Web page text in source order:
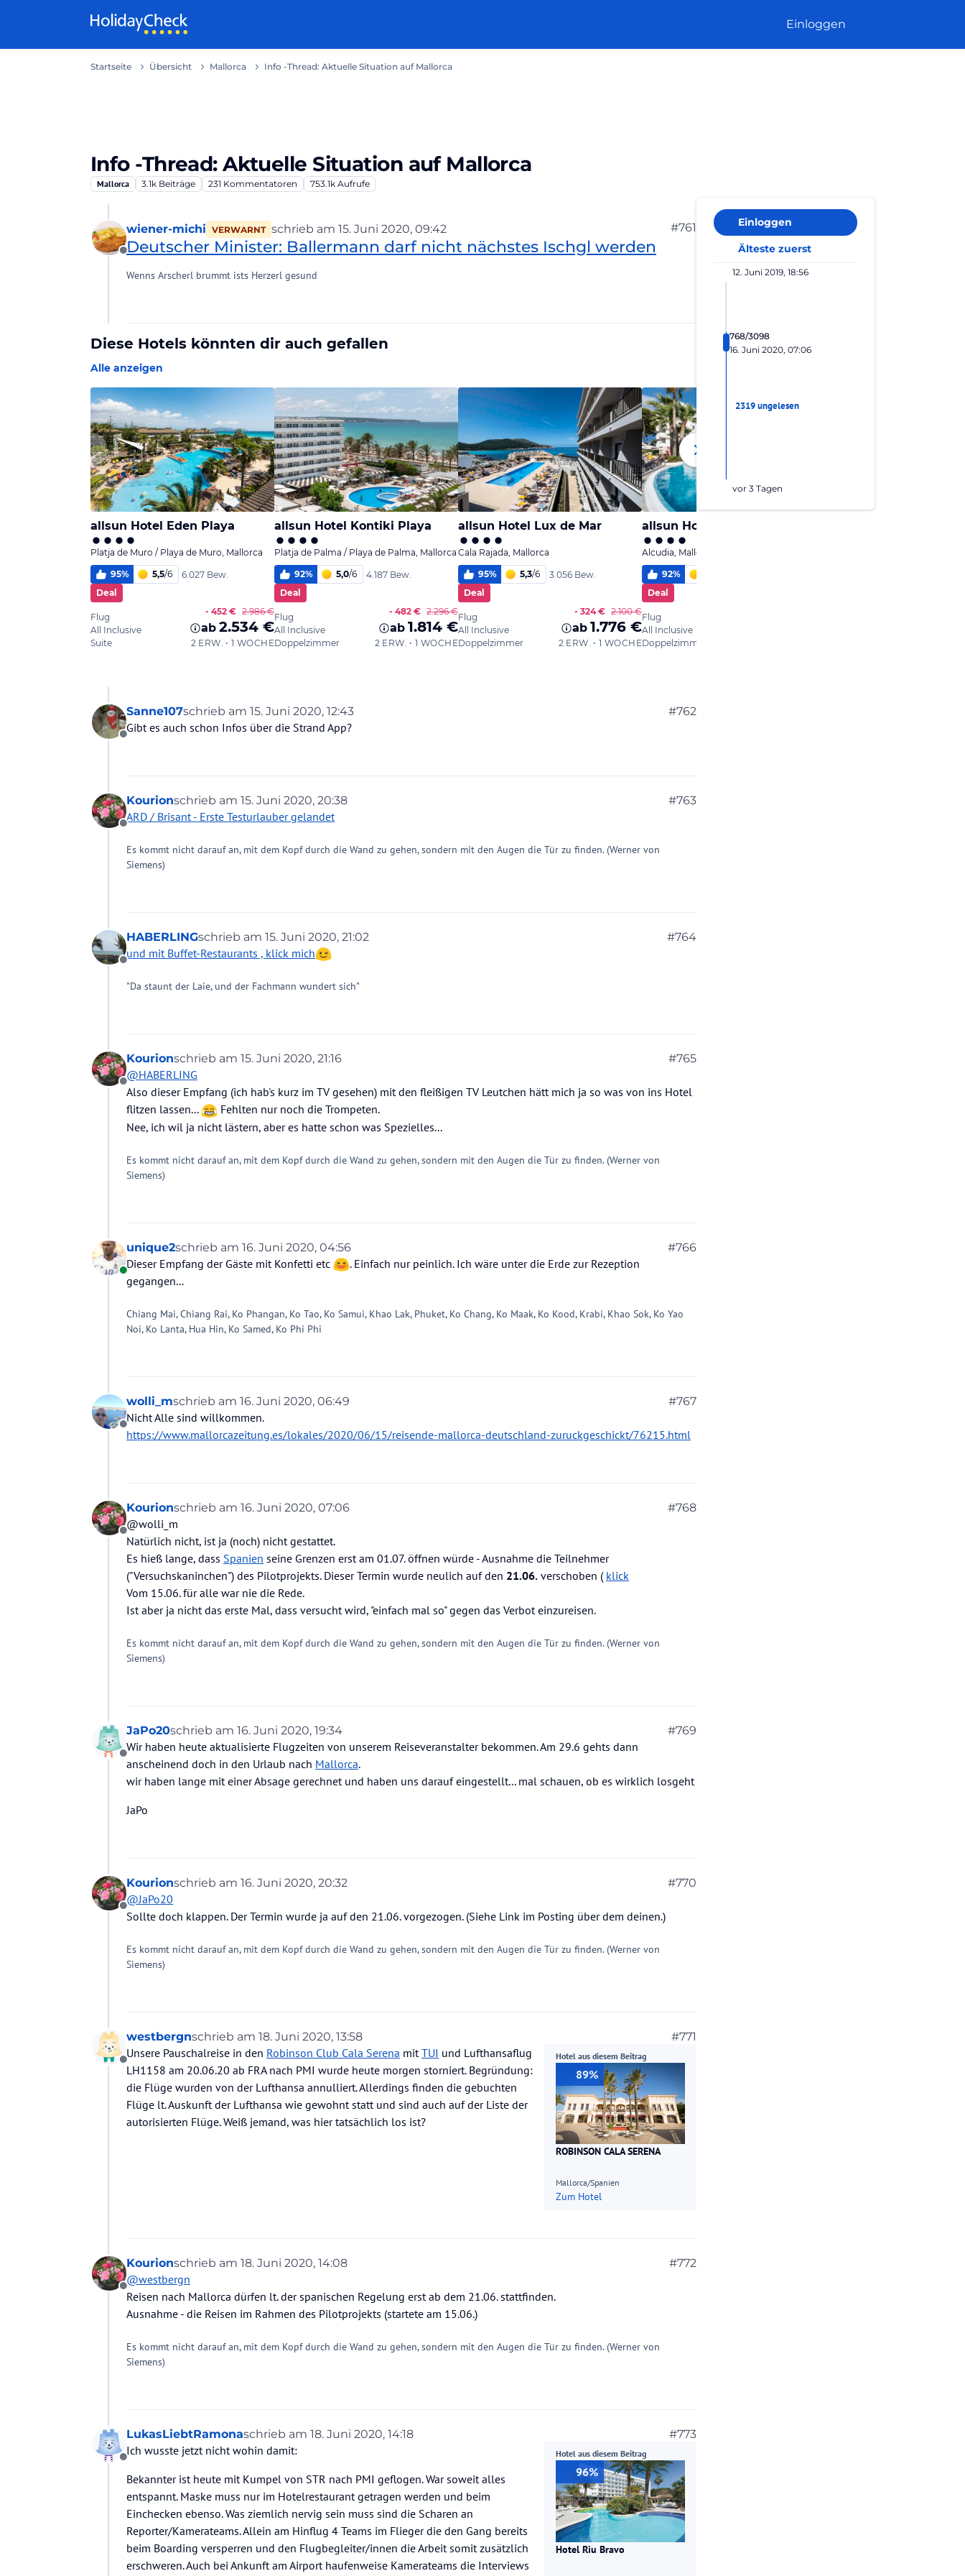
Einloggen
Startseite Übersicht Mallorca Info -Thread: Aktuelle Situation auf Mallorca
Info -Thread: Aktuelle Situation auf Mallorca
Mallorca 3.1k Beiträge 231 Kommentatoren 753.1k Aufrufe
Offline
wiener-michi VERWARNT schrieb am 15. Juni 2020, 09:42
zuletzt editiert von
#761
Deutscher Minister: Ballermann darf nicht nächstes Ischgl werden
Wenns Arscherl brummt ists Herzerl gesund
Offline
Sanne107schrieb am 15. Juni 2020, 12:43
zuletzt editiert von #762
Gibt es auch schon Infos über die Strand App?
Offline
Kourionschrieb am 15. Juni 2020, 20:38
zuletzt editiert von Kourion #763
ARD / Brisant - Erste Testurlauber gelandet
Es kommt nicht darauf an, mit dem Kopf durch die Wand zu gehen, sondern mit den Augen die Tür zu finden. (Werner von
Siemens)
Offline
HABERLINGschrieb am 15. Juni 2020, 21:02
zuletzt editiert von #764
und mit Buffet-Restaurants , klick mich
"Da staunt der Laie, und der Fachmann wundert sich"
Offline
Kourionschrieb am 15. Juni 2020, 21:16
zuletzt editiert von Kourion #765
@HABERLING
Also dieser Empfang (ich hab's kurz im TV gesehen) mit den fleißigen TV Leutchen hätt mich ja so was von ins Hotel
flitzen lassen...
Fehlten nur noch die Trompeten.
Nee, ich wil ja nicht lästern, aber es hatte schon was Spezielles...
Es kommt nicht darauf an, mit dem Kopf durch die Wand zu gehen, sondern mit den Augen die Tür zu finden. (Werner von
Siemens)
Online
unique2schrieb am 16. Juni 2020, 04:56
zuletzt editiert von #766
Dieser Empfang der Gäste mit Konfetti etc
. Einfach nur peinlich. Ich wäre unter die Erde zur Rezeption
gegangen...
Chiang Mai, Chiang Rai, Ko Phangan, Ko Tao, Ko Samui, Khao Lak, Phuket, Ko Chang, Ko Maak, Ko Kood, Krabi, Khao Sok, Ko Yao
Noi, Ko Lanta, Hua Hin, Ko Samed, Ko Phi Phi
Offline
wolli_mschrieb am 16. Juni 2020, 06:49
zuletzt editiert von wolli_m #767
Nicht Alle sind willkommen.
https://www.mallorcazeitung.es/lokales/2020/06/15/reisende-mallorca-deutschland-zuruckgeschickt/76215.html
Offline
Kourionschrieb am 16. Juni 2020, 07:06
zuletzt editiert von Kourion #768
@wolli_m
Natürlich nicht, ist ja (noch) nicht gestattet.
Es hieß lange, dass Spanien seine Grenzen erst am 01.07. öffnen würde - Ausnahme die Teilnehmer
("Versuchskaninchen") des Pilotprojekts. Dieser Termin wurde neulich auf den 21.06. verschoben ( klick
Vom 15.06. für alle war nie die Rede.
Ist aber ja nicht das erste Mal, dass versucht wird, "einfach mal so" gegen das Verbot einzureisen.
Es kommt nicht darauf an, mit dem Kopf durch die Wand zu gehen, sondern mit den Augen die Tür zu finden. (Werner von
Siemens)
Offline
JaPo20schrieb am 16. Juni 2020, 19:34
zuletzt editiert von #769
Wir haben heute aktualisierte Flugzeiten von unserem Reiseveranstalter bekommen. Am 29.6 gehts dann
anscheinend doch in den Urlaub nach Mallorca.
wir haben lange mit einer Absage gerechnet und haben uns darauf eingestellt... mal schauen, ob es wirklich losgeht
JaPo
Offline
Kourionschrieb am 16. Juni 2020, 20:32
zuletzt editiert von Kourion #770
@JaPo20
Sollte doch klappen. Der Termin wurde ja auf den 21.06. vorgezogen. (Siehe Link im Posting über dem deinen.)
Es kommt nicht darauf an, mit dem Kopf durch die Wand zu gehen, sondern mit den Augen die Tür zu finden. (Werner von
Siemens)
Offline
westbergnschrieb am 18. Juni 2020, 13:58
zuletzt editiert von #771
Unsere Pauschalreise in den Robinson Club Cala Serena mitTUI und Lufthansaflug
LH1158 am 20.06.20 ab FRA nach PMI wurde heute morgen storniert. Begründung:
die Flüge wurden von der Lufthansa annulliert. Allerdings finden die gebuchten
Flüge lt. Auskunft der Lufthansa wie gewohnt statt und sind auch auf der Liste der
autorisierten Flüge. Weiß jemand, was hier tatsächlich los ist?
Hotel aus diesem Beitrag
89%
ROBINSON CALA SERENA
Mallorca/Spanien
Zum Hotel
Offline
Kourionschrieb am 18. Juni 2020, 14:08
zuletzt editiert von Kourion #772
@westbergn
Reisen nach Mallorca dürfen lt. der spanischen Regelung erst ab dem 21.06. stattfinden.
Ausnahme - die Reisen im Rahmen des Pilotprojekts (startete am 15.06.)
Es kommt nicht darauf an, mit dem Kopf durch die Wand zu gehen, sondern mit den Augen die Tür zu finden. (Werner von
Siemens)
Offline
LukasLiebtRamonaschrieb am 18. Juni 2020, 14:18
zuletzt editiert von #773
Ich wusste jetzt nicht wohin damit:
Bekannter ist heute mit Kumpel von STR nach PMI geflogen. War soweit alles
entspannt. Maske muss nur im Hotelrestaurant getragen werden und beim
Einchecken ebenso. Was ziemlich nervig sein muss sind die Scharen an
Reporter/Kamerateams. Allein am Hinflug 4 Teams im Flieger die den Gang bereits
beim Boarding versperren und den Flugbegleiter/innen die Arbeit somit zusätzlich
erschweren. Auch bei Ankunft am Airport haufenweise Kamerateams die Interviews
Hotel aus diesem Beitrag
96%
Hotel Riu Bravo
Einloggen
Älteste zuerst
12. Juni 2019, 18:56
768/3098
16. Juni 2020, 07:06
2319 ungelesen
vor 3 Tagen